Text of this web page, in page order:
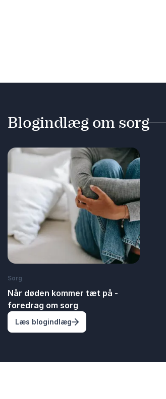
Blogindlæg om sorg
Sorg
Når døden kommer tæt på -
foredrag om sorg
Læs blogindlæg: Når døden kommer tæt